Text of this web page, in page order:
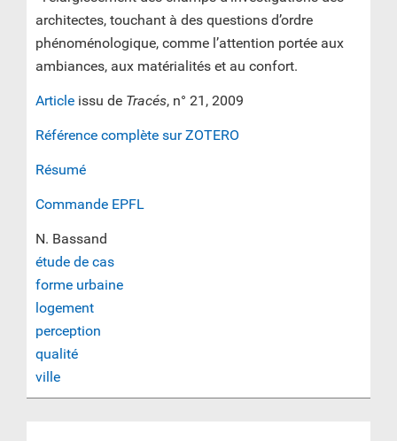
architectes, touchant à des questions d’ordre
phénoménologique, comme l’attention portée aux
ambiances, aux matérialités et au confort.
Article issu de Tracés, n° 21, 2009
Référence complète sur ZOTERO
Résumé
Commande EPFL
N. Bassand
étude de cas
forme urbaine
logement
perception
qualité
ville